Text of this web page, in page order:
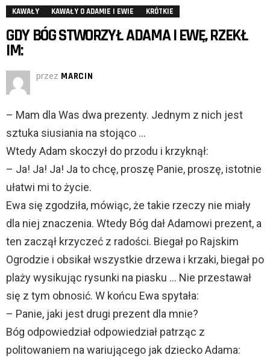
KAWAŁY KAWAŁY O ADAMIE I EWIE KRÓTKIE
GDY BÓG STWORZYŁ ADAMA I EWĘ, RZEKŁ
IM:
przez MARCIN
– Mam dla Was dwa prezenty. Jednym z nich jest
sztuka siusiania na stojąco …
Wtedy Adam skoczył do przodu i krzyknął:
– Ja! Ja! Ja! Ja to chcę, proszę Panie, proszę, istotnie
ułatwi mi to życie.
Ewa się zgodziła, mówiąc, że takie rzeczy nie miały
dla niej znaczenia. Wtedy Bóg dał Adamowi prezent, a
ten zaczął krzyczeć z radości. Biegał po Rajskim
Ogrodzie i obsikał wszystkie drzewa i krzaki, biegał po
plaży wysikując rysunki na piasku … Nie przestawał
się z tym obnosić. W końcu Ewa spytała:
– Panie, jaki jest drugi prezent dla mnie?
Bóg odpowiedział odpowiedział patrząc z
politowaniem na wariującego jak dziecko Adama: